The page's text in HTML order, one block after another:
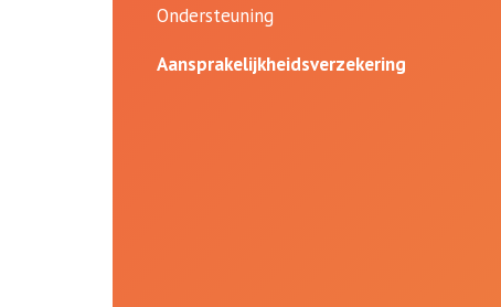
Ondersteuning
Aansprakelijkheidsverzekering